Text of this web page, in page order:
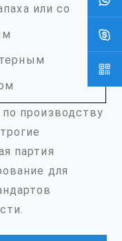
или со
производству
партия
для